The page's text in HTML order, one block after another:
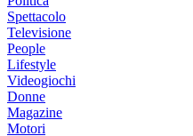
Spettacolo
Televisione
People
Lifestyle
Videogiochi
Donne
Magazine
Motori